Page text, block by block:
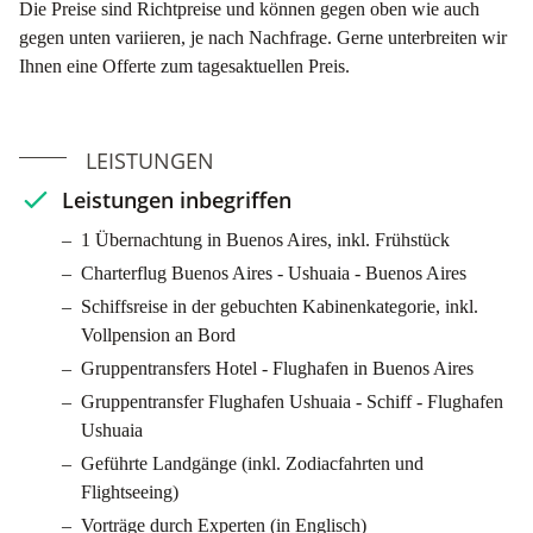
Gesicht, wenn Sie an Deck sind und der Kapitän den Kurs zur
Südspitze von Südamerika hält. Besuchen Sie noch letzte
Vorträge vom Expeditionsteam oder beobachten Sie an Deck die
12. Tag: Flug Ushuaia - Buenos Aires, Argentinien
Welt. Bevor Sie zum Flughafen gebracht werden, machen Sie
eine Tour durch den Feuerland-Nationalpark. Anschliessend
bringt Sie ein Charterflug zurück nach Buenos Aires für Ihre
Die Preise sind Richtpreise und können gegen oben wie auch
gegen unten variieren, je nach Nachfrage. Gerne unterbreiten wir
Ihnen eine Offerte zum tagesaktuellen Preis.
LEISTUNGEN
Leistungen inbegriffen
1 Übernachtung in Buenos Aires, inkl. Frühstück
Charterflug Buenos Aires - Ushuaia - Buenos Aires
Schiffsreise in der gebuchten Kabinenkategorie, inkl.
Vollpension an Bord
Gruppentransfers Hotel - Flughafen in Buenos Aires
Gruppentransfer Flughafen Ushuaia - Schiff - Flughafen
Ushuaia
Geführte Landgänge (inkl. Zodiacfahrten und
Flightseeing)
Vorträge durch Experten (in Englisch)